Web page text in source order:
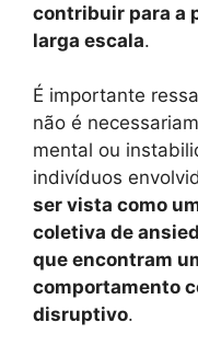
contribuir para a
larga escala.
É importante
não é
mental ou
indivíduos
ser vista como
coletiva de
que encontram
comportamento
disruptivo.